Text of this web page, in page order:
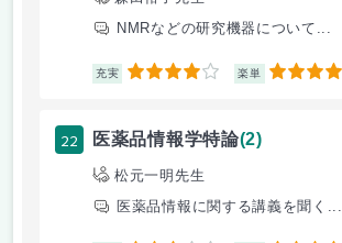
NMRなどの研究機器について...
充実 4 楽単 4.5
22 医薬品情報学特論(2)
松元一明先生
医薬品情報に関する講義を聞く...